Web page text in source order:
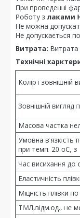
При проведенні
Роботу з лаками
Не можна
Не допускається
Витрата: Витрата
Технічні
Колір і зовнішній
Зовнішній вигляд
Масова частка
Умовна в'язкість
при темп. 20 оС, з
Час висихання до
Еластичність
Міцність плівки
ТМЛ,відм.од., не